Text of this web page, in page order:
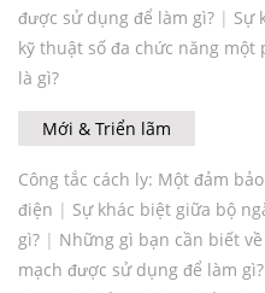
được sử dụng để làm gì? | Sự
kỹ thuật số đa chức năng
là gì?
Mới & Triển lãm
Công tắc cách ly: Một đảm
điện | Sự khác biệt giữa bộ
gì? | Những gì bạn cần biết
mạch được sử dụng để làm gì?